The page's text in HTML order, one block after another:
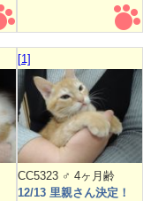
[1]
CC5323 ♂ 4ヶ月齢
12/13 里親さん決定！